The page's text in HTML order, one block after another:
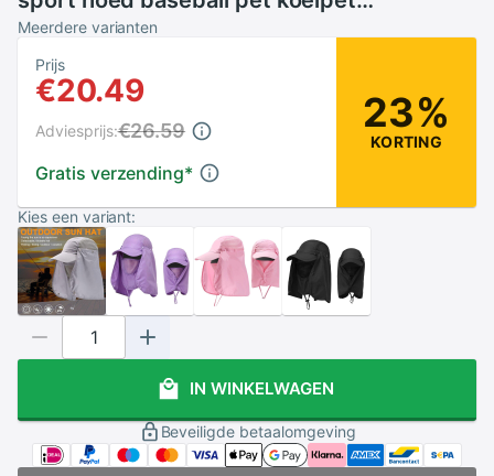
zonnekleppen zonnescherm hoed
draagbaar
Meerdere varianten
Prijs
€20.49
Gratis verzending*
Adviesprijs:€26.59 23%
KORTING
Kies een variant:
IN WINKELWAGEN
Beveiligde betaalomgeving